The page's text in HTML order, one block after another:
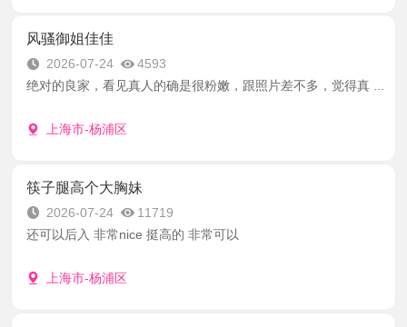
风骚御姐佳佳
2026-07-24
4593
绝对的良家，看见真人的确是很粉嫩，跟照片差不多，觉得真 ...
上海市-杨浦区
筷子腿高个大胸妹
2026-07-24
11719
还可以后入 非常nice 挺高的 非常可以
上海市-杨浦区